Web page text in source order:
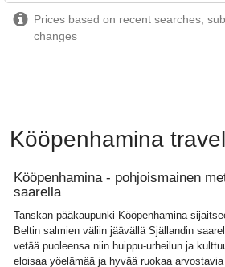
Prices based on recent searches,
changes
Kööpenhamina
Kööpenhamina - pohjoismainen
saarella
Tanskan pääkaupunki Kööpenhamina
Beltin salmien väliin jäävällä Själlandin
vetää puoleensa niin huippu-urheilun ja
eloisaa yöelämää ja hyvää ruokaa